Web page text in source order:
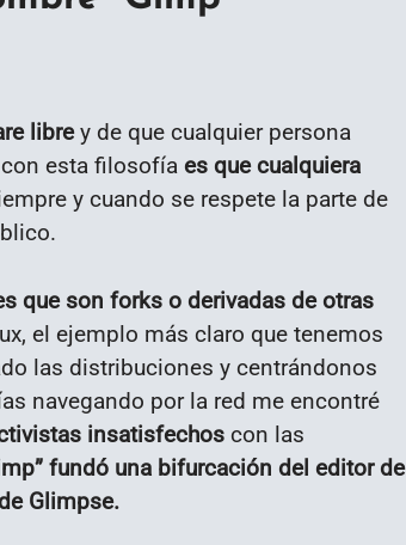
librey de que cualquier persona
esta filosofía es que cualquiera
y cuando se respete la parte de
que son forks o derivadas de otras
el ejemplo más claro que tenemos
las distribuciones y centrándonos
navegando por la red me encontré
insatisfechos con las
fundó una bifurcación del editor de
Glimpse.